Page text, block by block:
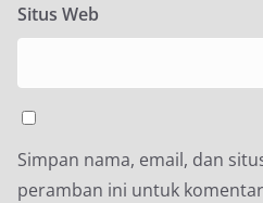
Situs Web
Simpan nama, email, dan
peramban ini untuk